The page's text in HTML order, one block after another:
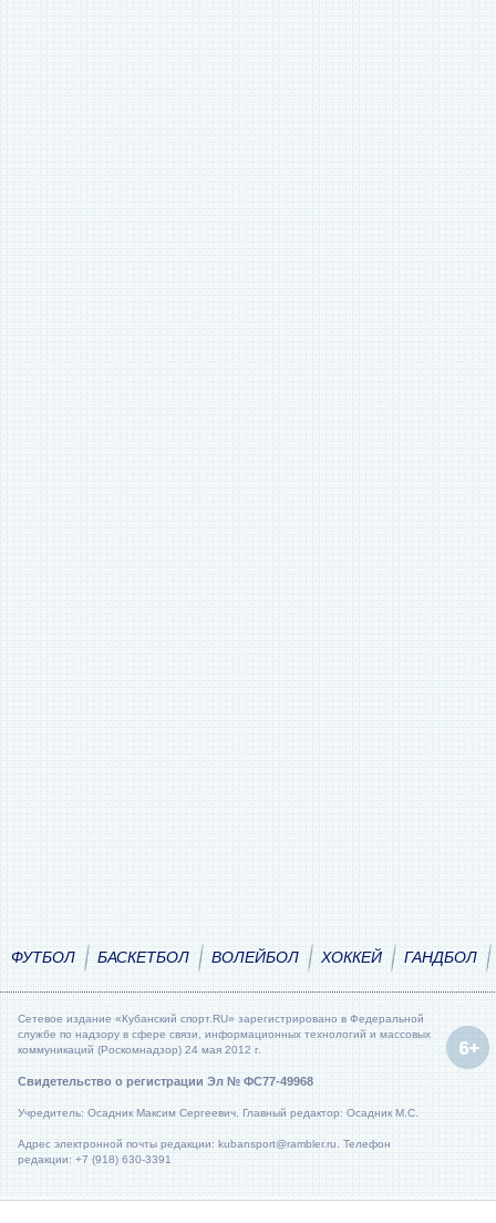
ФУТБОЛ БАСКЕТБОЛ ВОЛЕЙБОЛ ХОККЕЙ ГАНДБОЛ
Сетевое издание «Кубанский спорт.RU» зарегистрировано в Федеральной
службе по надзору в сфере связи, информационных технологий и массовых
коммуникаций (Роскомнадзор) 24 мая 2012 г.
Свидетельство о регистрации Эл № ФС77-49968
Учредитель: Осадник Максим Сергеевич. Главный редактор: Осадник М.С.
Адрес электронной почты редакции: kubansport@rambler.ru. Телефон
редакции: +7 (918) 630-3391